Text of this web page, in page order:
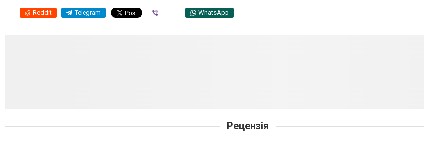
Reddit Telegram WhatsApp
Рецензія